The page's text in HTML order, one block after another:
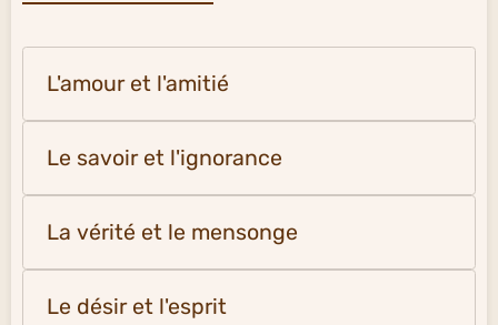
L'amour et l'amitié
Le savoir et l'ignorance
La vérité et le mensonge
Le désir et l'esprit